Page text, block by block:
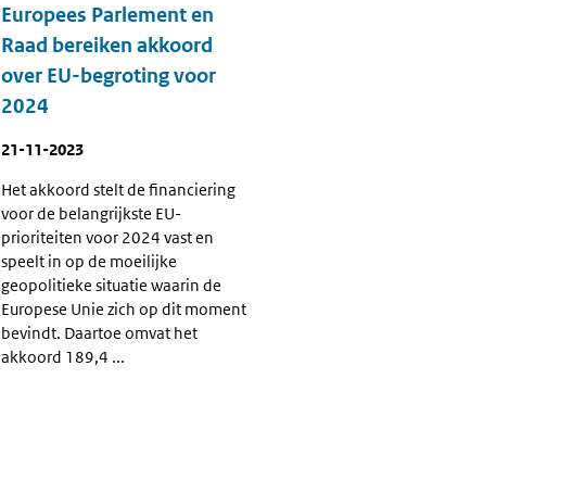
Europees Parlement en
Raad bereiken akkoord
over EU-begroting voor
2024
21-11-2023
Het akkoord stelt de financiering
voor de belangrijkste EU-
prioriteiten voor 2024 vast en
speelt in op de moeilijke
geopolitieke situatie waarin de
Europese Unie zich op dit moment
bevindt. Daartoe omvat het
akkoord 189,4 ...